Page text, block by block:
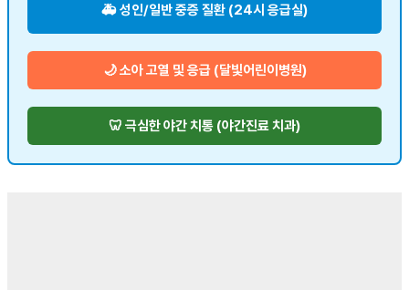
🚑 성인/일반 중증 질환 (24시 응급실)
🌙 소아 고열 및 응급 (달빛어린이병원)
🦷 극심한 야간 치통 (야간진료 치과)